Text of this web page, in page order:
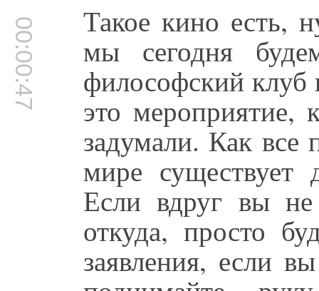
00:00:47 Такое кино есть,
мы сегодня
философский клуб
это мероприятие,
задумали. Как
мире существует
Если вдруг вы не
откуда, просто
заявления, если